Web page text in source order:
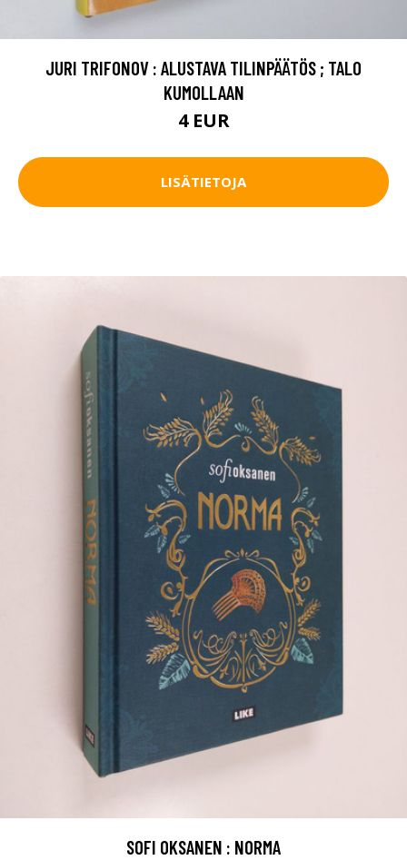
JURI TRIFONOV : ALUSTAVA TILINPÄÄTÖS ; TALO
KUMOLLAAN
4 EUR
LISÄTIETOJA
SOFI OKSANEN : NORMA